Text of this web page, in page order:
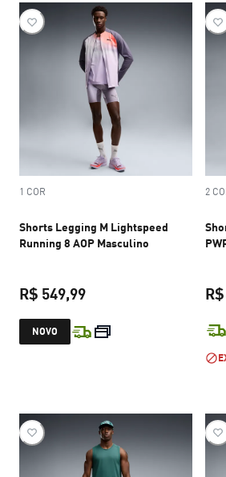
1 COR
Shorts Legging M Lightspeed
Running 8 AOP Masculino
R$ 549,99
preço atual R$ 549,99
NOVO
2